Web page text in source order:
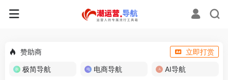
赞助商
立即打赏
极简导航
电商导航 AI导航